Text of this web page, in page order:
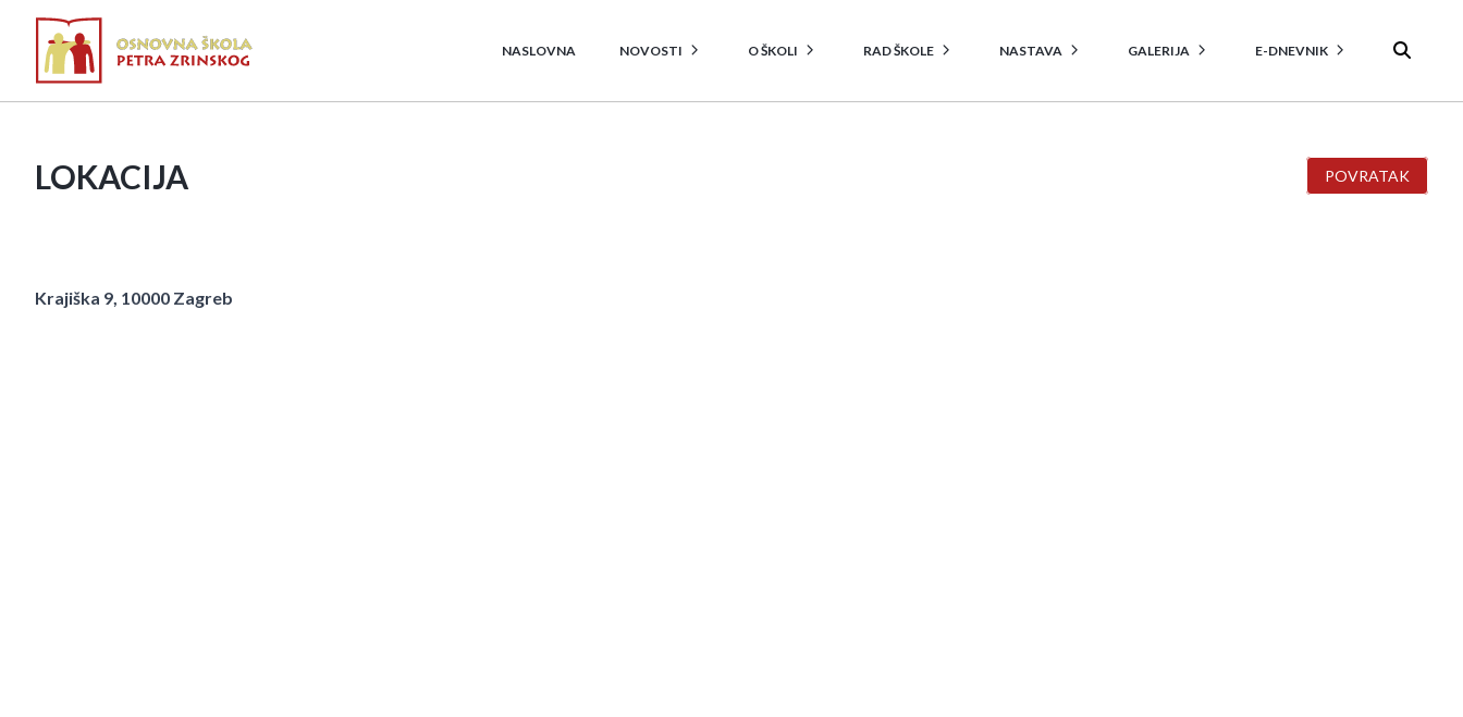
NASLOVNA NOVOSTI O ŠKOLI RAD ŠKOLE NASTAVA GALERIJA E-DNEVNIK
LOKACIJA POVRATAK
Krajiška 9, 10000 Zagreb